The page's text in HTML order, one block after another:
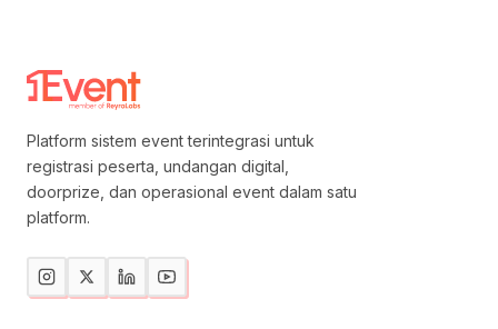
Platform sistem event terintegrasi untuk
registrasi peserta, undangan digital,
doorprize, dan operasional event dalam satu
platform.